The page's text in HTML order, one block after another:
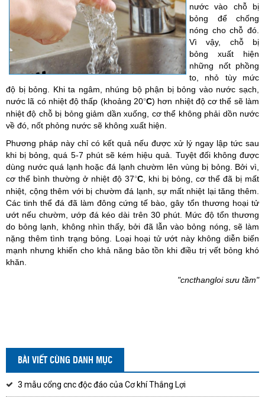
nước vào chỗ bị
bỏng để chống
nóng cho chỗ đó.
Vì vậy, chỗ bị
bỏng xuất hiện
những nốt phồng
to, nhỏ tùy mức
độ bị bỏng. Khi ta ngâm, nhúng bộ phận bị bỏng vào nước sạch,
nước lã có nhiệt độ thấp (khoảng 20°C) hơn nhiệt độ cơ thể sẽ làm
nhiệt độ chỗ bị bỏng giảm dần xuống, cơ thể không phải dồn nước
về đó, nốt phỏng nước sẽ không xuất hiện.
Phương pháp này chỉ có kết quả nếu được xử lý ngay lập tức sau
khi bị bỏng, quá 5-7 phút sẽ kém hiệu quả. Tuyệt đối không được
dùng nước quá lạnh hoặc đá lạnh chườm lên vùng bị bỏng. Bởi vì,
cơ thể bình thường ở nhiệt độ 37°C , khi bị bỏng, cơ thể đã bị mất
nhiệt, cộng thêm với bị chườm đá lạnh, sự mất nhiệt lại tăng thêm.
Các tinh thể đá đã làm đông cứng tế bào, gây tổn thương hoại tử
ướt nếu chườm, ướp đá kéo dài trên 30 phút. Mức độ tổn thương
do bỏng lạnh, không nhìn thấy, bởi đã lẫn vào bỏng nóng, sẽ làm
nặng thêm tình trạng bỏng. Loại hoại tử ướt này không diễn biến
mạnh nhưng khiến cho khả năng bảo tồn khi điều trị vết bỏng khó
khăn.
"cncthangloi sưu tầm"
BÀI VIẾT CÙNG DANH MỤC
3 mẫu cổng cnc độc đáo của Cơ khí Thắng Lợi